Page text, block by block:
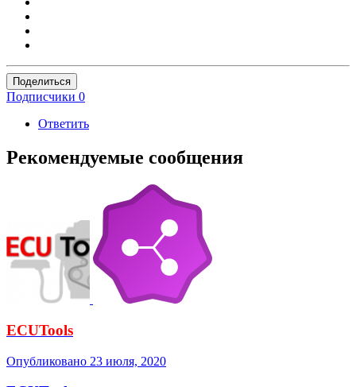
Поделиться
Подписчики 0
Ответить
Рекомендуемые сообщения
ECUTools
Опубликовано 23 июля, 2020